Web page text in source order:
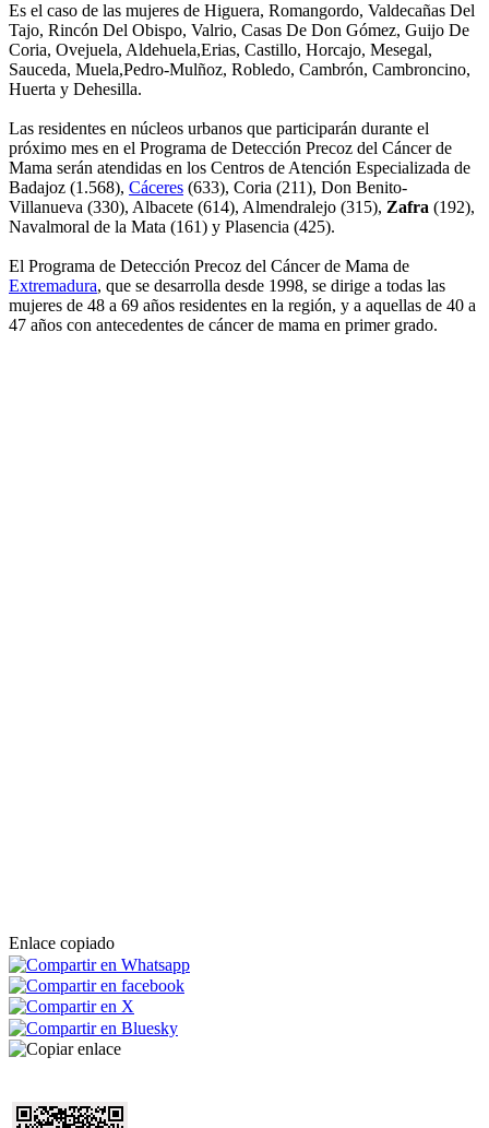
Es el caso de las mujeres de Higuera, Romangordo, Valdecañas Del
Tajo, Rincón Del Obispo, Valrio, Casas De Don Gómez, Guijo De
Coria, Ovejuela, Aldehuela,Erias, Castillo, Horcajo, Mesegal,
Sauceda, Muela,Pedro-Mulñoz, Robledo, Cambrón, Cambroncino,
Huerta y Dehesilla.
Las residentes en núcleos urbanos que participarán durante el
próximo mes en el Programa de Detección Precoz del Cáncer de
Mama serán atendidas en los Centros de Atención Especializada de
Badajoz (1.568), Cáceres (633), Coria (211), Don Benito-
Villanueva (330), Albacete (614), Almendralejo (315), Zafra (192),
Navalmoral de la Mata (161) y Plasencia (425).
El Programa de Detección Precoz del Cáncer de Mama de
Extremadura, que se desarrolla desde 1998, se dirige a todas las
mujeres de 48 a 69 años residentes en la región, y a aquellas de 40 a
47 años con antecedentes de cáncer de mama en primer grado.
Enlace copiado